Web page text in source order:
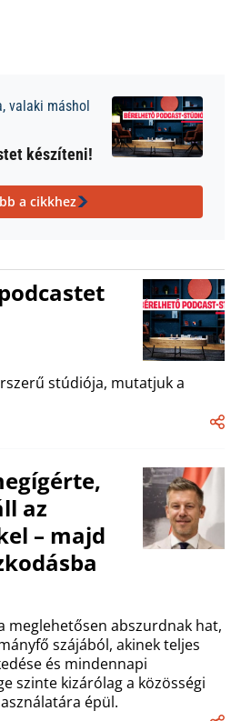
valaki máshol
készíteni!
a cikkhez
stúdiója, mutatjuk a
az
– majd
meglehetősen abszurdnak hat,
szájából, akinek teljes
és mindennapi
szinte kizárólag a közösségi
épül.